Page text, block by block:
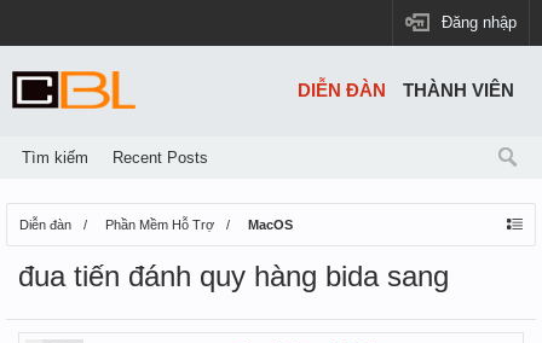
Đăng nhập
Diễn đàn Phần Mềm Hỗ Trợ MacOS
đua tiến đánh quy hàng bida sang
DIỄN ĐÀN
Tìm kiếm Recent Posts
THÀNH VIÊN